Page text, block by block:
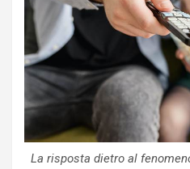
La risposta dietro al